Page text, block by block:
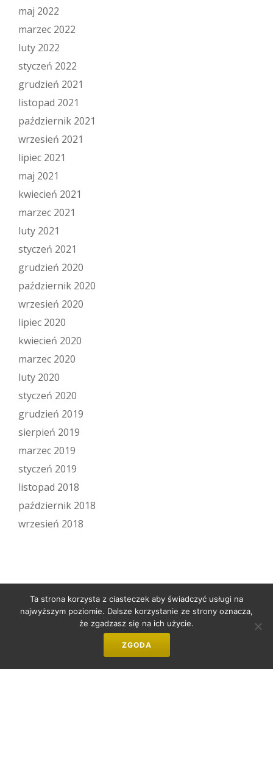
maj 2022
marzec 2022
luty 2022
styczeń 2022
grudzień 2021
listopad 2021
październik 2021
wrzesień 2021
lipiec 2021
maj 2021
kwiecień 2021
marzec 2021
luty 2021
styczeń 2021
grudzień 2020
październik 2020
wrzesień 2020
lipiec 2020
kwiecień 2020
marzec 2020
luty 2020
styczeń 2020
grudzień 2019
sierpień 2019
marzec 2019
styczeń 2019
listopad 2018
październik 2018
wrzesień 2018
Ta strona korzysta z ciasteczek aby świadczyć usługi na
najwyższym poziomie. Dalsze korzystanie ze strony oznacza,
że zgadzasz się na ich użycie.
ZGODA